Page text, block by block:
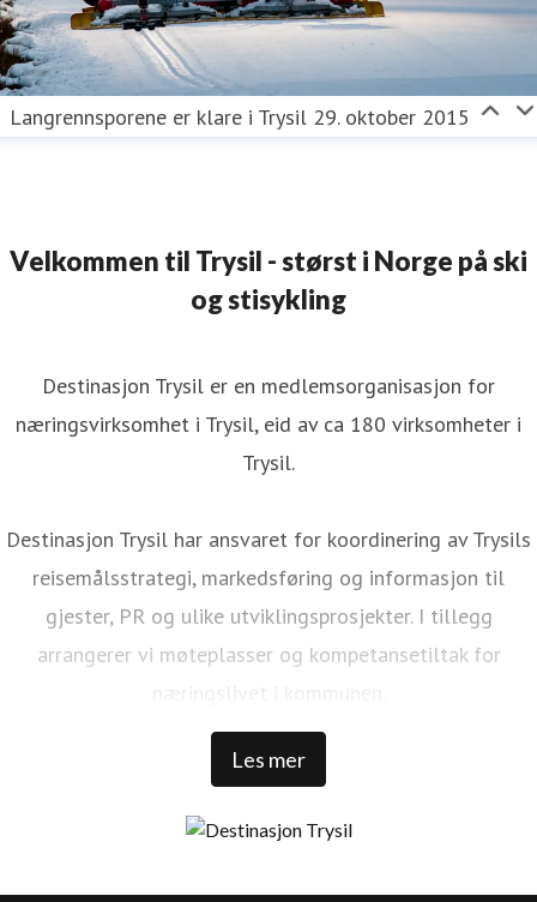
Langrennsporene er klare i Trysil 29. oktober 2015
Velkommen til Trysil - størst i Norge på ski
og stisykling
Les mer
Destinasjon Trysil er en medlemsorganisasjon for
næringsvirksomhet i Trysil, eid av ca 180 virksomheter i
Trysil.
Destinasjon Trysil har ansvaret for koordinering av Trysils
reisemålsstrategi, markedsføring og informasjon til
gjester, PR og ulike utviklingsprosjekter. I tillegg
arrangerer vi møteplasser og kompetansetiltak for
næringslivet i kommunen.
Trysil er Norges største ski- og stisykkeldestinasjon. Vi har
Trysilfjellet, over 1 300 000 skidager, 456 millioner NOK i